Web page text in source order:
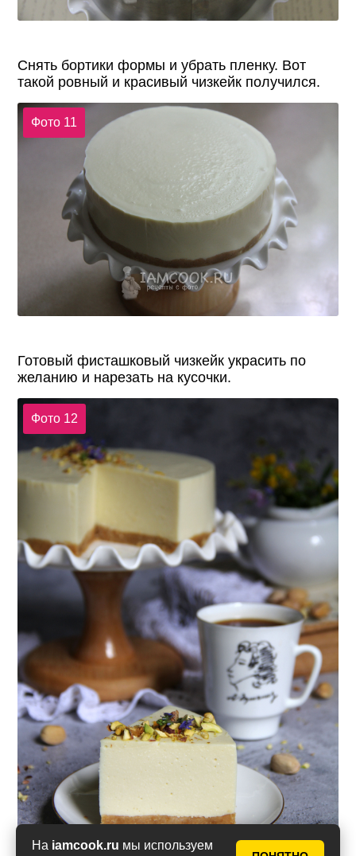
На iamcook.ru мы используем
Снять бортики формы и убрать пленку. Вот
такой ровный и красивый чизкейк получился.
Фото 11
Готовый фисташковый чизкейк украсить по
желанию и нарезать на кусочки.
Фото 12